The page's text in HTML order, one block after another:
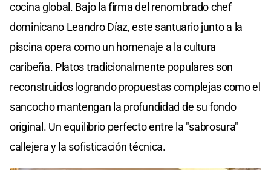
cocina global. Bajo la firma del renombrado chef
dominicano Leandro Díaz, este santuario junto a la
piscina opera como un homenaje a la cultura
caribeña. Platos tradicionalmente populares son
reconstruidos logrando propuestas complejas como el
sancocho mantengan la profundidad de su fondo
original. Un equilibrio perfecto entre la "sabrosura"
callejera y la sofisticación técnica.